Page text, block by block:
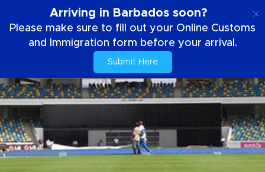
Arriving in Barbados soon?
Please make sure to fill out your Online Customs
and Immigration form before your arrival.
Submit Here